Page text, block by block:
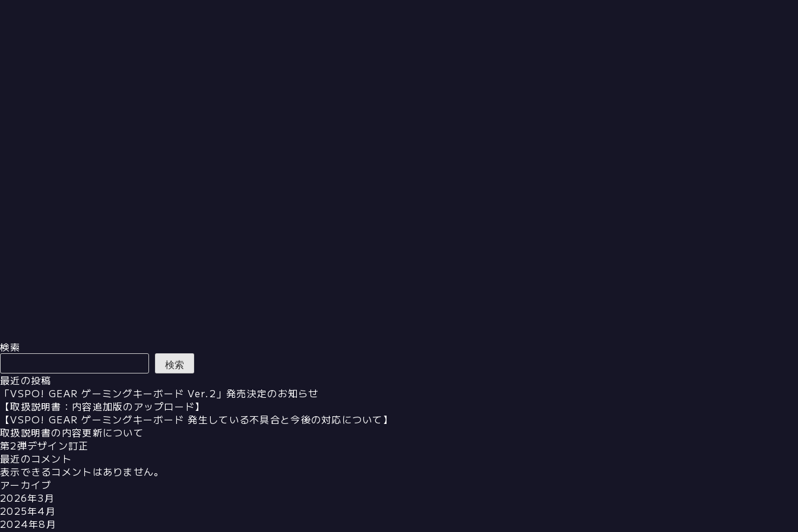
検索
検索
最近の投稿
「VSPO! GEAR ゲーミングキーボード Ver.2」発売決定のお知らせ
【取扱説明書：内容追加版のアップロード】
【VSPO! GEAR ゲーミングキーボード 発生している不具合と今後の対応について】
取扱説明書の内容更新について
第2弾デザイン訂正
最近のコメント
表示できるコメントはありません。
アーカイブ
2026年3月
2025年4月
2024年8月